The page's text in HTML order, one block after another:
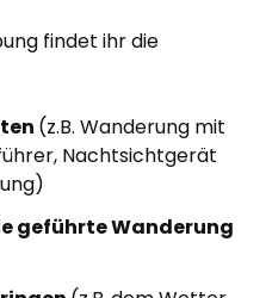
findet ihr die
(z.B. Wanderung mit
Nachtsichtgerät
geführte Wanderung